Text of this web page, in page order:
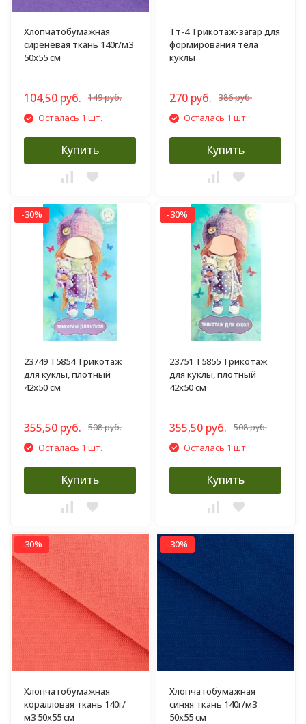
Хлопчатобумажная
сиреневая ткань 140г/м3
50х55 см
104,50 руб. 149 руб.
Осталась 1 шт.
Купить
Тт-4 Трикотаж-загар для
формирования тела
куклы
270 руб. 386 руб.
Осталась 1 шт.
Купить
-30%
23749 Т5854 Трикотаж
для куклы, плотный
42х50 см
355,50 руб. 508 руб.
Осталась 1 шт.
Купить
-30%
23751 Т5855 Трикотаж
для куклы, плотный
42х50 см
355,50 руб. 508 руб.
Осталась 1 шт.
Купить
-30%
Хлопчатобумажная
коралловая ткань 140г/
м3 50х55 см
-30%
Хлопчатобумажная
синяя ткань 140г/м3
50х55 см